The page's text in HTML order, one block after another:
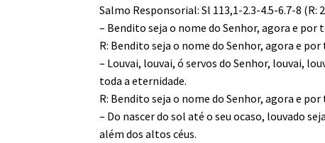
Salmo Responsorial: Sl 113,1-2.3-4.5-6.7-8 (R:
– Bendito seja o nome do Senhor, agora e por
R: Bendito seja o nome do Senhor, agora e
– Louvai, louvai, ó servos do Senhor, louvai,
toda a eternidade.
R: Bendito seja o nome do Senhor, agora e
– Do nascer do sol até o seu ocaso, louvado
além dos altos céus.